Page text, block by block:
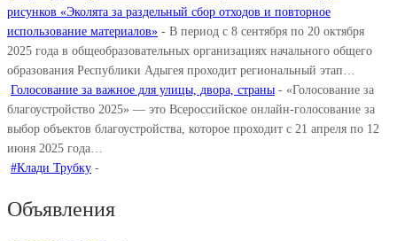
рисунков «Эколята за раздельный сбор отходов и повторное
использование материалов» - В период с 8 сентября по 20 октября
2025 года в общеобразовательных организациях начального общего
образования Республики Адыгея проходит региональный этап…
Голосование за важное для улицы, двора, страны - «Голосование за
благоустройство 2025» — это Всероссийское онлайн-голосование за
выбор объектов благоустройства, которое проходит с 21 апреля по 12
июня 2025 года…
#Клади Трубку -
Объявления